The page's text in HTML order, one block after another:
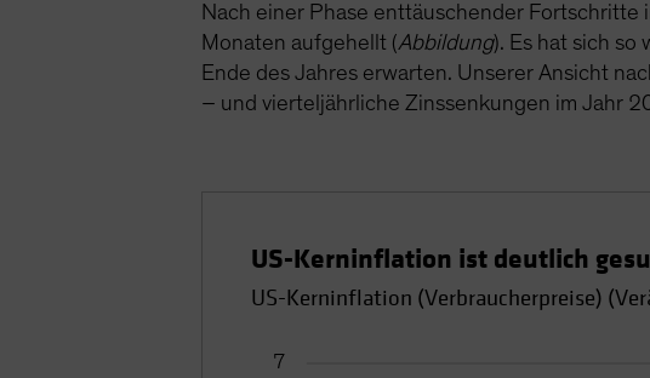
Nach einer Phase enttäuschender
Monaten aufgehellt (Abbildung). Es hat sich so
Ende des Jahres erwarten. Unserer Ansicht
– und vierteljährliche Zinssenkungen im Jahr
US-Kerninflation ist deutlich
US-Kerninflation (Verbraucherpreise)